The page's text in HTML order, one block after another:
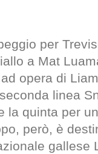
per
a Mat
opera di
linea
la quinta per
però, è
gallese